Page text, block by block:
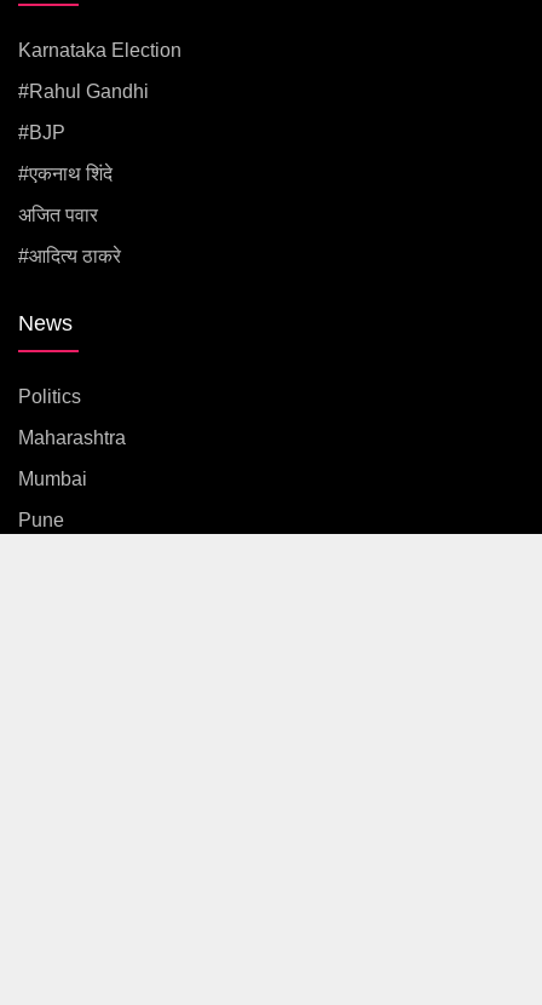
Karnataka Election
#rahul Gandhi
#BJP
#एकनाथ शिंदे
अजित पवार
#आदित्य ठाकरे
News
Politics
Maharashtra
Mumbai
Pune